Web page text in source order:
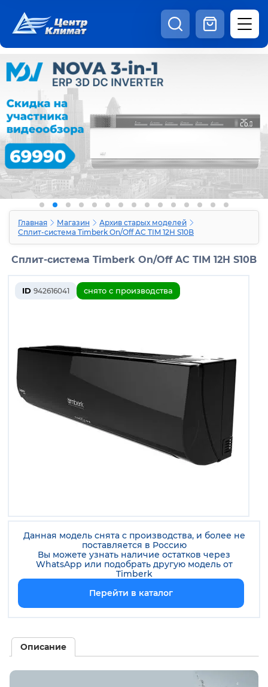
Каталог
Статьи
Наши работы Отзывы
Доставка и оплата Оферта
Контакты
8:00 - 20:00 Шоурум
Главная Магазин
Архив старых моделей
Сплит-система Timberk On/Off AC TIM 12H S10B
Сплит-система Timberk On/Off AC TIM 12H S10B
ID 942616041 снято с производства
Данная модель снята с производства, и более не
поставляется в Россию
Вы можете узнать наличие остатков через
WhatsApp или подобрать другую модель от
Timberk
Перейти в каталог
Описание